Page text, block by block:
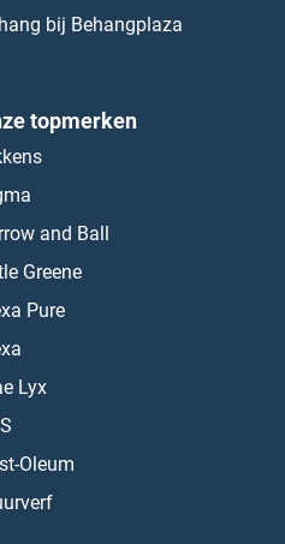
bij Behangplaza
topmerken
and Ball
Greene
Pure
Lyx
Oleum